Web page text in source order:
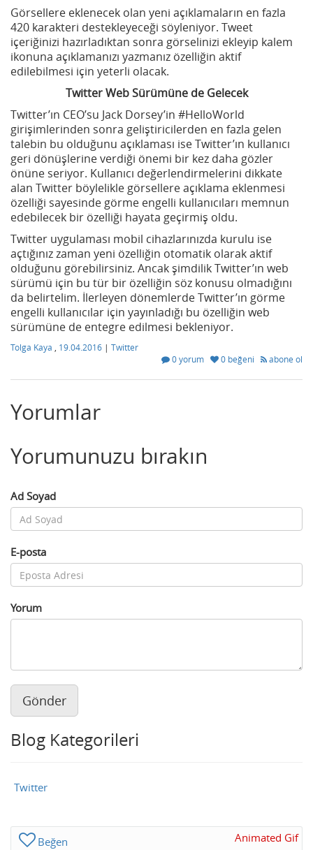
Görsellere eklenecek olan yeni açıklamaların en fazla
420 karakteri destekleyeceği söyleniyor. Tweet
içeriğinizi hazırladıktan sonra görselinizi ekleyip kalem
ikonuna açıklamanızı yazmanız özelliğin aktif
edilebilmesi için yeterli olacak.
Twitter Web Sürümüne de Gelecek
Twitter’ın CEO’su Jack Dorsey’in #HelloWorld
girişimlerinden sonra geliştiricilerden en fazla gelen
talebin bu olduğunu açıklaması ise Twitter’ın kullanıcı
geri dönüşlerine verdiği önemi bir kez daha gözler
önüne seriyor. Kullanıcı değerlendirmelerini dikkate
alan Twitter böylelikle görsellere açıklama eklenmesi
özelliği sayesinde görme engelli kullanıcıları memnun
edebilecek bir özelliği hayata geçirmiş oldu.
Twitter uygulaması mobil cihazlarınızda kurulu ise
açtığınız zaman yeni özelliğin otomatik olarak aktif
olduğunu görebilirsiniz. Ancak şimdilik Twitter’ın web
sürümü için bu tür bir özelliğin söz konusu olmadığını
da belirtelim. İlerleyen dönemlerde Twitter’ın görme
engelli kullanıcılar için yayınladığı bu özelliğin web
sürümüne de entegre edilmesi bekleniyor.
Tolga Kaya 19.04.2016 | Twitter
0 yorum
0 beğeni abone ol
Yorumlar
Yorumunuzu bırakın
Ad Soyad
E-posta
Yorum
Gönder
Blog Kategorileri
Twitter
Beğen Animated Gif